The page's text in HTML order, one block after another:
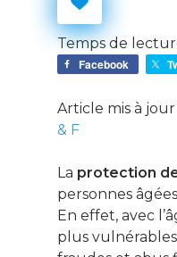
Temps de
Facebook
Article mis à
& F
La protection
personnes
En effet, avec
plus